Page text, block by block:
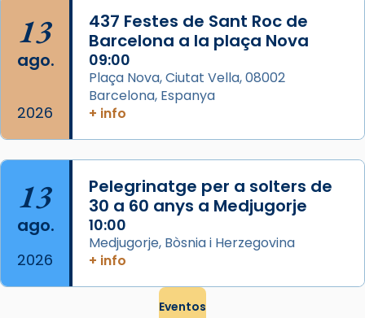
View on Facebook · Share
13
ago.
2026
437 Festes de Sant Roc de
Barcelona a la plaça Nova
09:00
Plaça Nova, Ciutat Vella, 08002
Barcelona, Espanya
+ info
13
ago.
2026
Pelegrinatge per a solters de
30 a 60 anys a Medjugorje
10:00
Medjugorje, Bòsnia i Herzegovina
+ info
Eventos